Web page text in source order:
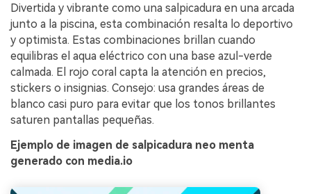
Divertida y vibrante como una salpicadura en una arcada
junto a la piscina, esta combinación resalta lo deportivo
y optimista. Estas combinaciones brillan cuando
equilibras el aqua eléctrico con una base azul-verde
calmada. El rojo coral capta la atención en precios,
stickers o insignias. Consejo: usa grandes áreas de
blanco casi puro para evitar que los tonos brillantes
saturen pantallas pequeñas.
Ejemplo de imagen de salpicadura neo menta
generado con media.io